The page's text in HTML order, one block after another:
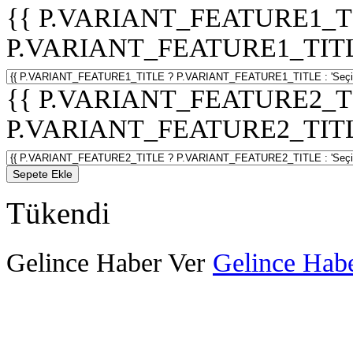
{{
{{
Sepete Ekle
Tükendi
Gelince Haber Ver Gelince